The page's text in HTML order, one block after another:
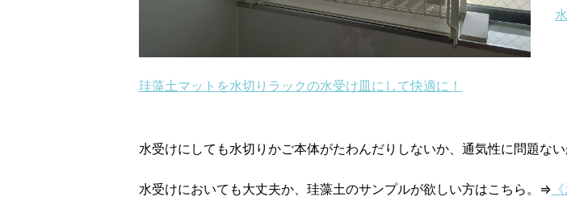
珪藻土マットを水切りラックの水受け皿にして快適に！
水受けにしても水切りかご本体がたわんだりしないか、通気性に問題な
水受けにおいても大丈夫か、珪藻土のサンプルが欲しい方はこちら。⇒